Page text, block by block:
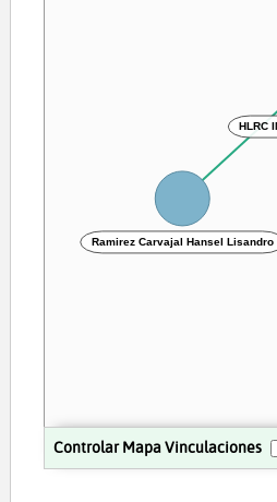
Controlar Mapa Vinculaciones
HLRC
Ramirez Carvajal Hansel Lisandro